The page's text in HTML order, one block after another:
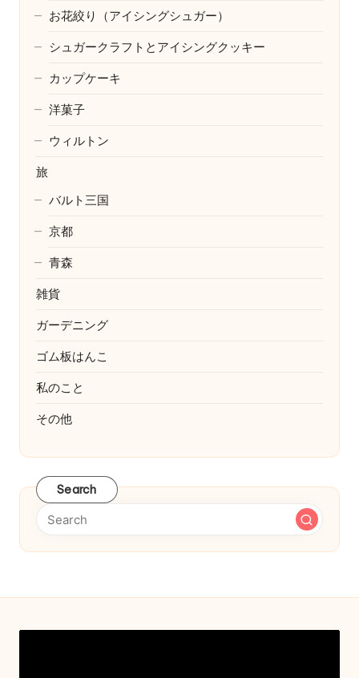
お花絞り（アイシングシュガー）
シュガークラフトとアイシングクッキー
カップケーキ
洋菓子
ウィルトン
旅
バルト三国
京都
青森
雑貨
ガーデニング
ゴム板はんこ
私のこと
その他
Search